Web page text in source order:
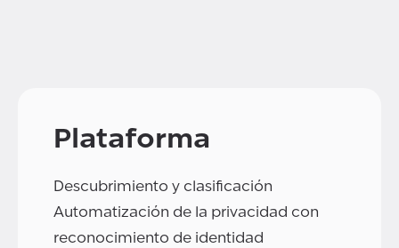
Plataforma
Descubrimiento y clasificación
Automatización de la privacidad con
reconocimiento de identidad